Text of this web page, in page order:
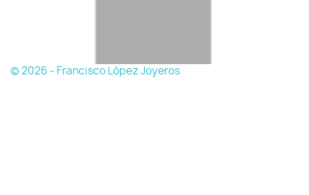
© 2026 - Francisco López Joyeros